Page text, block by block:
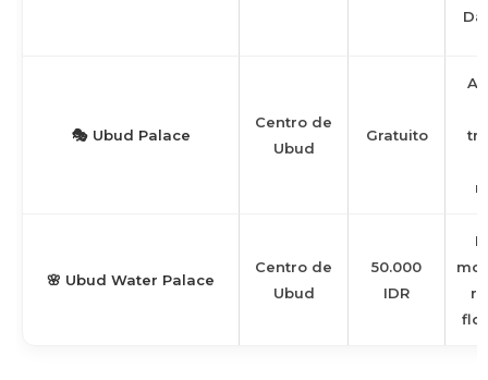
🎭 Ubud Palace
Centro de
Ubud
Gratuito
🌸 Ubud Water Palace
Centro de
Ubud
50.000
IDR